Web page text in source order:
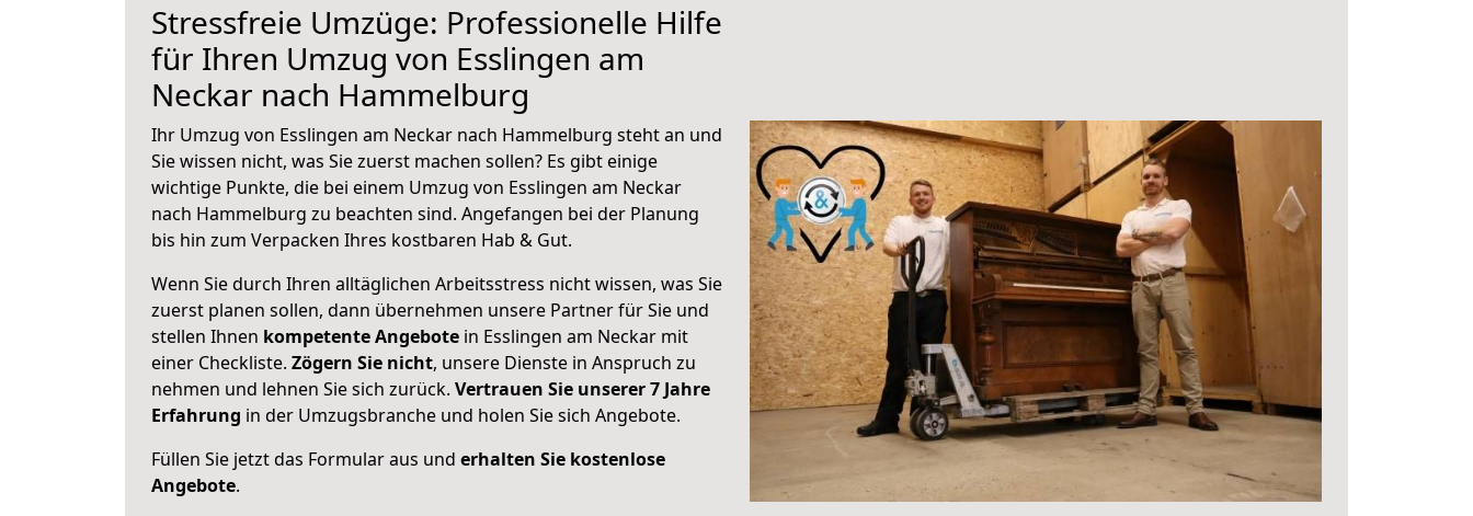
Stressfreie Umzüge: Professionelle Hilfe
für Ihren Umzug von Esslingen am
Neckar nach Hammelburg
Ihr Umzug von Esslingen am Neckar nach Hammelburg steht an und
Sie wissen nicht, was Sie zuerst machen sollen? Es gibt einige
wichtige Punkte, die bei einem Umzug von Esslingen am Neckar
nach Hammelburg zu beachten sind. Angefangen bei der Planung
bis hin zum Verpacken Ihres kostbaren Hab & Gut.
Wenn Sie durch Ihren alltäglichen Arbeitsstress nicht wissen, was Sie
zuerst planen sollen, dann übernehmen unsere Partner für Sie und
stellen Ihnen kompetente Angebote in Esslingen am Neckar mit
einer Checkliste. Zögern Sie nicht, unsere Dienste in Anspruch zu
nehmen und lehnen Sie sich zurück. Vertrauen Sie unserer 7 Jahre
Erfahrung in der Umzugsbranche und holen Sie sich Angebote.
Füllen Sie jetzt das Formular aus und erhalten Sie kostenlose
Angebote.